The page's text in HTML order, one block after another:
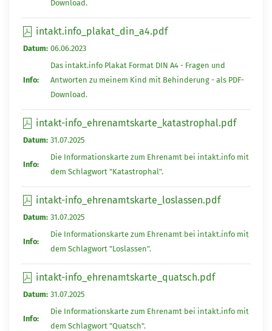
Download.
intakt.info_plakat_din_a4.pdf
Datum: 06.06.2023
Info:
Das intakt.info Plakat Format DIN A4 - Fragen und
Antworten zu meinem Kind mit Behinderung - als PDF-
Download.
intakt-info_ehrenamtskarte_katastrophal.pdf
Datum: 31.07.2025
Info:
Die Informationskarte zum Ehrenamt bei intakt.info mit
dem Schlagwort "Katastrophal".
intakt-info_ehrenamtskarte_loslassen.pdf
Datum: 31.07.2025
Info:
Die Informationskarte zum Ehrenamt bei intakt.info mit
dem Schlagwort "Loslassen".
intakt-info_ehrenamtskarte_quatsch.pdf
Datum: 31.07.2025
Info:
Die Informationskarte zum Ehrenamt bei intakt.info mit
dem Schlagwort "Quatsch".